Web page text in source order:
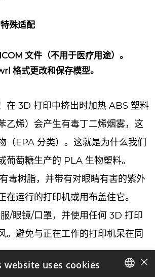
殊适配
文件（不用于医疗用途）。
格式更改和保存模型。
在 3D 打印中挤出时加热 ABS 塑料
乙烯）会产生有毒丁二烯烟雾，这
（EPA 分类）。这就是为什么我们
葡萄糖生产的 PLA 生物塑料。
毒树脂，并带有对眼睛有害的紫外
在运行的打印机或用布盖住它。
/眼镜/口罩，并使用任何 3D 打印
。避免与正在工作的打印机呆在同
×
website uses cookies